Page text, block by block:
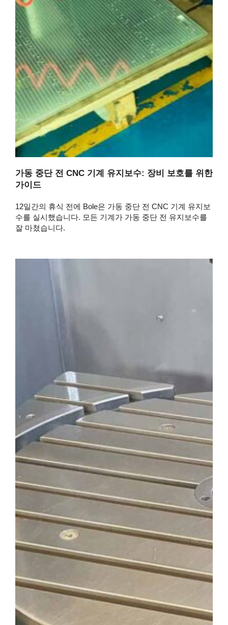
가동 중단 전 CNC 기계 유지보수: 장비 보호를 위한
가이드
12일간의 휴식 전에 Bole은 가동 중단 전 CNC 기계 유지보
수를 실시했습니다. 모든 기계가 가동 중단 전 유지보수를
잘 마쳤습니다.